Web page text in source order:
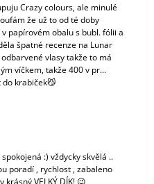
Crazy colours, ale minulé
že už to od té doby
papírovém obalu s bubl. fólii a
špatné recenze na Lunar
vlasy takže to má
víčkem, takže 400 v pr...
krabiček😼
5 z 5 hvězdiček.
:) vždycky skvělá ..
poradí , rychlost , zabaleno
VELKÝ DÍK! 😉